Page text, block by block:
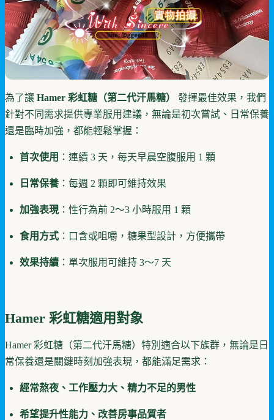
為了讓 Hamer 彩虹糖（第二代汗馬糖）
發揮最佳效果，我們
針對不同需求提供專業服用建議，無論是初次嘗試、日常保養
還是臨時加強，都能輕鬆掌握：
首次使用 ：連續 3 天，每天早晨空腹服用 1 顆
日常保養 ：每週 2 顆即可維持效果
加強表現 ：性行為前 2～3 小時服用 1 顆
食用方式 ：口含或咀嚼，糖果型設計，方便攜帶
效果持續 ：單次服用可維持 3～7 天
Hamer 彩虹糖適用對象
Hamer 彩虹糖（第二代汗馬糖）特別適合以下族群，無論是日
常保養還是關鍵時刻加強表現，都能滿足需求：
經常熬夜、工作壓力大、精力不足的男性
希望提升性能力、改善房事品質者